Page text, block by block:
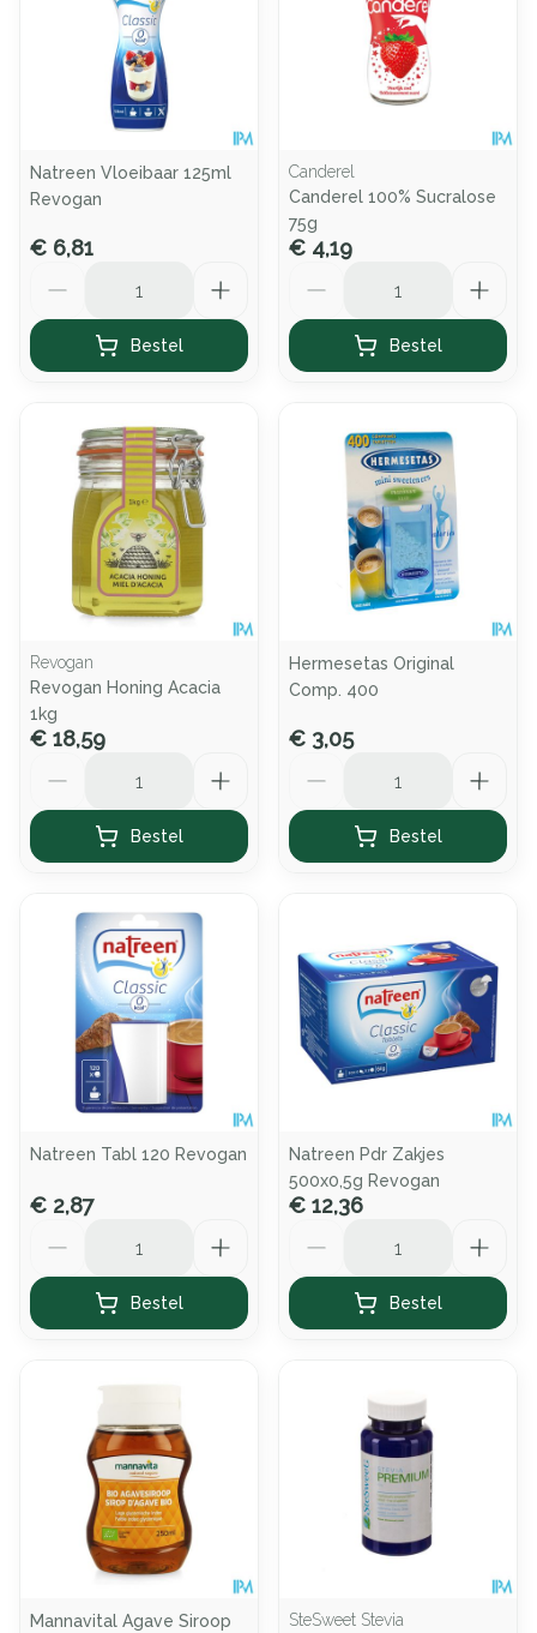
Natreen Vloeibaar 125ml
Revogan
€ 6,81
Bestel
Canderel
Canderel 100% Sucralose
75g
€ 4,19
Bestel
Revogan
Revogan Honing Acacia
1kg
€ 18,59
Bestel
Hermesetas Original
Comp. 400
€ 3,05
Bestel
Natreen Tabl 120 Revogan
€ 2,87
Bestel
Natreen Pdr Zakjes
500x0,5g Revogan
€ 12,36
Bestel
Mannavital Agave Siroop
SteSweet Stevia